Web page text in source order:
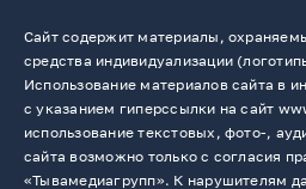
Сайт содержит материалы,
средства индивидуализации
Использование материалов сайта в
с указанием гиперссылки на сайт
использование текстовых, фото-,
сайта возможно только с согласия
«Тывамедиагрупп». К нарушителям